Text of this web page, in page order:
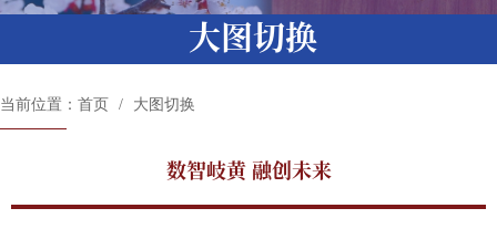
大图切换
当前位置： 首页 大图切换
数智岐黄 融创未来